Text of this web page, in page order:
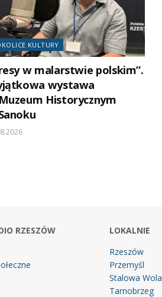
KULTURY
w malarstwie polskim”.
wystawa
Historycznym
RZESZÓW
LOKALNIE
Rzeszów
Przemyśl
Stalowa Wola
Tarnobrzeg